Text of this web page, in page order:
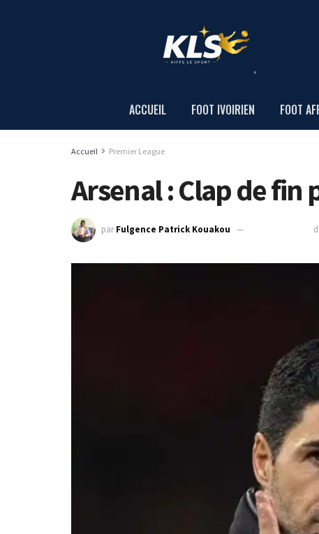
ACCUEIL FOOT IVOIRIEN FOOT
Accueil Premier League
Arsenal : Clap de fin
par Fulgence Patrick Kouakou